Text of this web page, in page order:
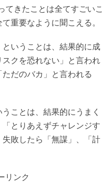
てきたことは全てすごいこ
重要なように聞こえる。
ということは、結果的に成
クを恐れない」と言われ
だのバカ」と言われる
ことは、結果的にうまく
とりあえずチャレンジす
敗したら「無謀」、「計
リンク